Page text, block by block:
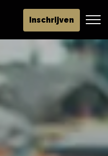
Inschrijven